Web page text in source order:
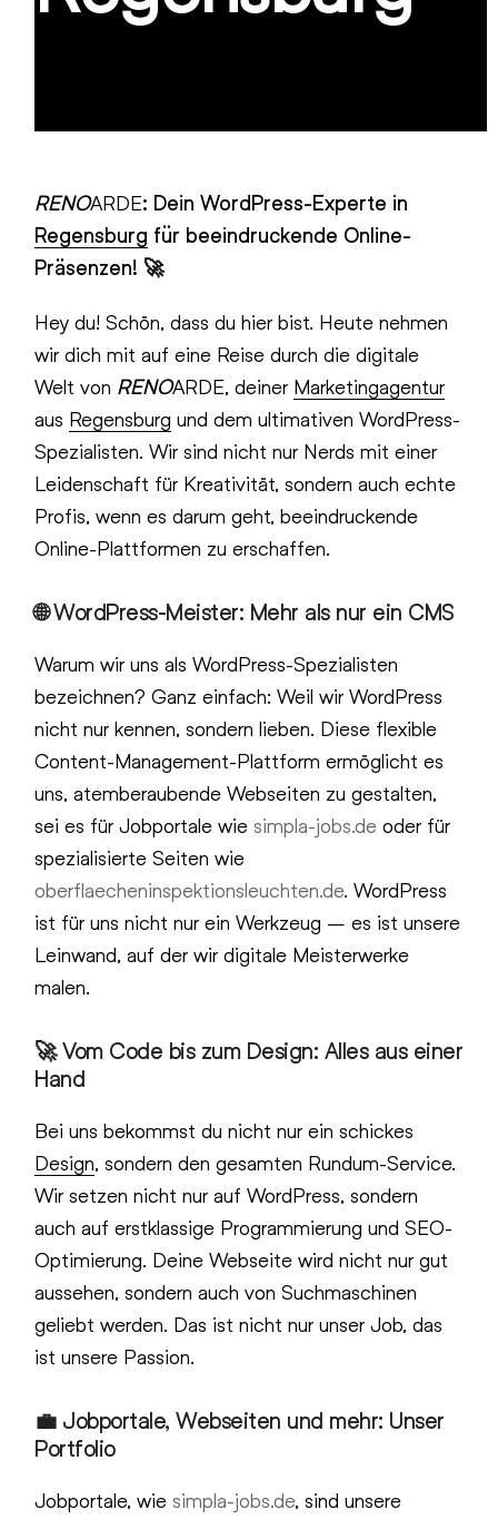
RENOARDE: Dein WordPress-Experte in
Regensburg für beeindruckende Online-
Präsenzen! 🚀
Hey du! Schön, dass du hier bist. Heute nehmen
wir dich mit auf eine Reise durch die digitale
Welt von RENOARDE, deiner Marketingagentur
aus Regensburg und dem ultimativen WordPress-
Spezialisten. Wir sind nicht nur Nerds mit einer
Leidenschaft für Kreativität, sondern auch echte
Profis, wenn es darum geht, beeindruckende
Online-Plattformen zu erschaffen.
🌐 WordPress-Meister: Mehr als nur ein CMS
Warum wir uns als WordPress-Spezialisten
bezeichnen? Ganz einfach: Weil wir WordPress
nicht nur kennen, sondern lieben. Diese flexible
Content-Management-Plattform ermöglicht es
uns, atemberaubende Webseiten zu gestalten,
sei es für Jobportale wiesimpla-jobs.de oder für
spezialisierte Seiten wie
oberflaecheninspektionsleuchten.de. WordPress
ist für uns nicht nur ein Werkzeug – es ist unsere
Leinwand, auf der wir digitale Meisterwerke
malen.
🚀 Vom Code bis zum Design: Alles aus einer
Hand
Bei uns bekommst du nicht nur ein schickes
Design, sondern den gesamten Rundum-Service.
Wir setzen nicht nur auf WordPress, sondern
auch auf erstklassige Programmierung und SEO-
Optimierung. Deine Webseite wird nicht nur gut
aussehen, sondern auch von Suchmaschinen
geliebt werden. Das ist nicht nur unser Job, das
ist unsere Passion.
💼 Jobportale, Webseiten und mehr: Unser
Portfolio
Jobportale, wiesimpla-jobs.de, sind unsere